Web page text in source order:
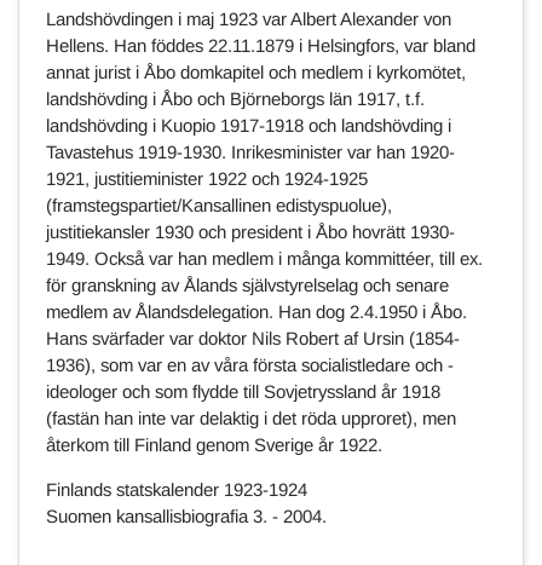
Landshövdingen i maj 1923 var Albert Alexander von
Hellens. Han föddes 22.11.1879 i Helsingfors, var bland
annat jurist i Åbo domkapitel och medlem i kyrkomötet,
landshövding i Åbo och Björneborgs län 1917, t.f.
landshövding i Kuopio 1917-1918 och landshövding i
Tavastehus 1919-1930. Inrikesminister var han 1920-
1921, justitieminister 1922 och 1924-1925
(framstegspartiet/Kansallinen edistyspuolue),
justitiekansler 1930 och president i Åbo hovrätt 1930-
1949. Också var han medlem i många kommittéer, till ex.
för granskning av Ålands självstyrelselag och senare
medlem av Ålandsdelegation. Han dog 2.4.1950 i Åbo.
Hans svärfader var doktor Nils Robert af Ursin (1854-
1936), som var en av våra första socialistledare och -
ideologer och som flydde till Sovjetryssland år 1918
(fastän han inte var delaktig i det röda upproret), men
återkom till Finland genom Sverige år 1922.
Finlands statskalender 1923-1924
Suomen kansallisbiografia 3. - 2004.